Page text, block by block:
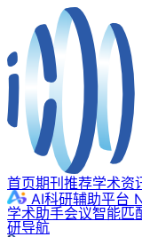
首页期刊推荐学术资
AI科研辅助平台
学术助手会议智能匹
研导航